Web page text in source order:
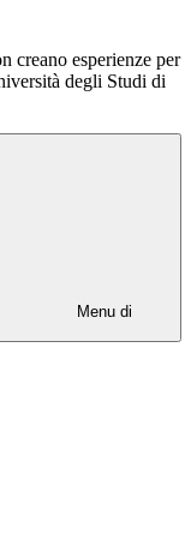
creano esperienze per
degli Studi di
Menu di